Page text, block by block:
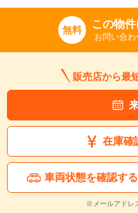
無料 この物
お問い合
販売店から最
在庫確
車両状態を確認する
※メールアドレ